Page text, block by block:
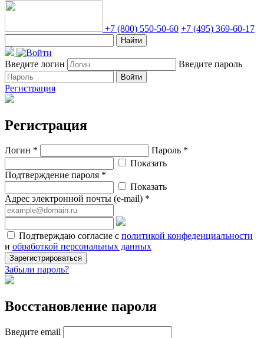
+7 (800) 550-50-60 +7 (495) 369-60-17
Найти
Введите логин Введите пароль
Войти
Регистрация
Регистрация
Логин *
Пароль *
Показать
Подтверждение пароля *
Показать
Адрес электронной почты (e-mail) *
Подтверждаю согласие с политикой конфеденциальности
и обработкой персональных данных
Зарегистрироваться
Забыли пароль?
Восстановление пароля
Введите email